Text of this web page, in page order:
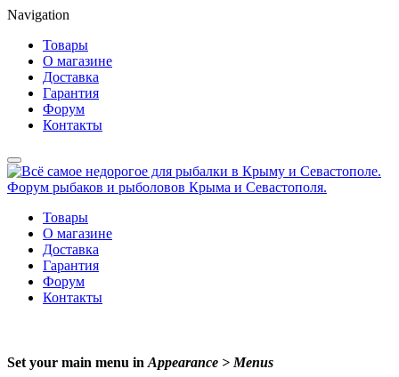
Navigation
Товары
О магазине
Доставка
Гарантия
Форум
Контакты
Товары
О магазине
Доставка
Гарантия
Форум
Контакты
Set your main menu in Appearance > Menus